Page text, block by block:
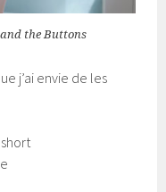
the Buttons
j’ai envie de les